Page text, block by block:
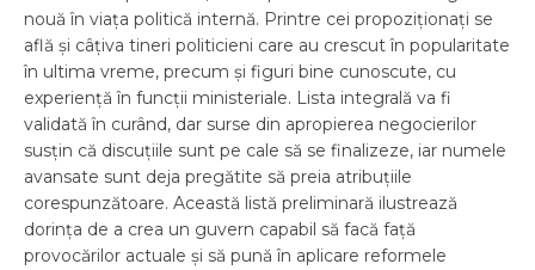
nouă în viața politică internă. Printre cei propoziționați se
află și câțiva tineri politicieni care au crescut în popularitate
în ultima vreme, precum și figuri bine cunoscute, cu
experiență în funcții ministeriale. Lista integrală va fi
validată în curând, dar surse din apropierea negocierilor
susțin că discuțiile sunt pe cale să se finalizeze, iar numele
avansate sunt deja pregătite să preia atribuțiile
corespunzătoare. Această listă preliminară ilustrează
dorința de a crea un guvern capabil să facă față
provocărilor actuale și să pună în aplicare reformele